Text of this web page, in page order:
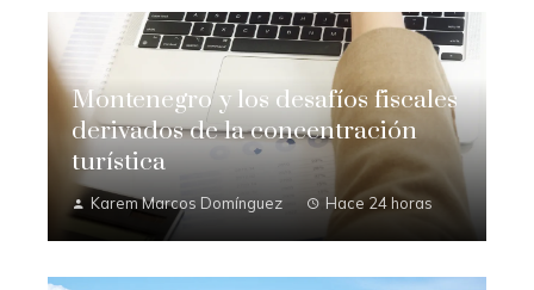
Montenegro y los desafíos fiscales
derivados de la concentración
turística
Karem Marcos Domínguez Hace 24 horas